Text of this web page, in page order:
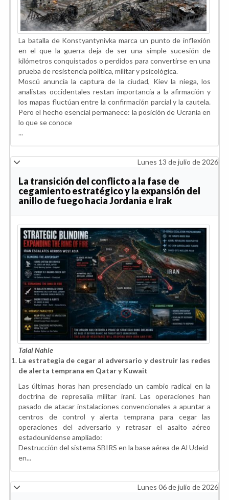
La batalla de Konstyantynivka marca un punto de inflexión
en el que la guerra deja de ser una simple sucesión de
kilómetros conquistados o perdidos para convertirse en una
prueba de resistencia política, militar y psicológica.
Moscú anuncia la captura de la ciudad, Kiev la niega, los
analistas occidentales restan importancia a la afirmación y
los mapas fluctúan entre la confirmación parcial y la cautela.
Pero el hecho esencial permanece: la posición de Ucrania en
lo que se conoce
...
Lunes 13 de julio de 2026
La transición del conflicto a la fase de
cegamiento estratégico y la expansión del
anillo de fuego hacia Jordania e Irak
Talal Nahle
La estrategia de cegar al adversario y destruir las redes
de alerta temprana en Qatar y Kuwait
Las últimas horas han presenciado un cambio radical en la
doctrina de represalia militar iraní. Las operaciones han
pasado de atacar instalaciones convencionales a apuntar a
centros de control y alerta temprana para cegar las
operaciones del adversario y retrasar el asalto aéreo
estadounidense ampliado:
Destrucción del sistema SBIRS en la base aérea de Al Udeid
en...
Lunes 06 de julio de 2026